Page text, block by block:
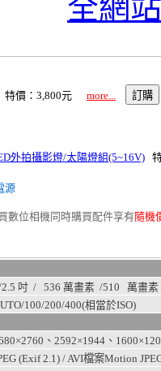
全網
特價：3,800元 more...
外拍攝影燈/太陽燈組(5~16V)
源
數位相機同時購買配件享有隨機
2.5 吋 / 536 萬畫素 /510 萬畫素
100/200/400(相當於ISO)
、2592×1944、
(Exif 2.1) / AVI檔案Motion